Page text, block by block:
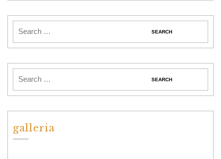
galleria